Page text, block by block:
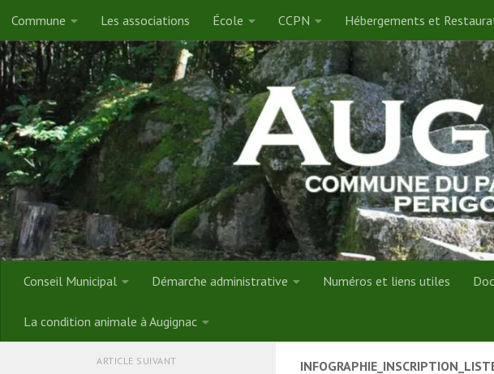
Skip to content
Commune Les associations École CCPN Hébergements et
Conseil Municipal Démarche administrative Numéros et liens utiles
La condition animale à Augignac
ARTICLE SUIVANT